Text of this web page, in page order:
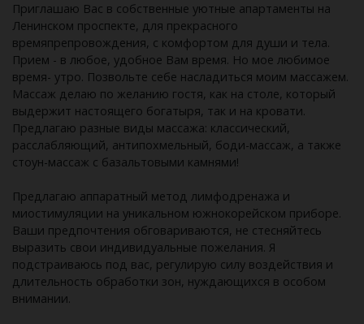
Приглашаю Вас в собственные уютные апартаменты на
Ленинском проспекте, для прекрасного
времяпрепровождения, с комфортом для души и тела.
Прием - в любое, удобное Вам время. Но мое любимое
время- утро. Позвольте себе насладиться моим массажем.
Массаж делаю по желанию гостя, как на столе, который
выдержит настоящего богатыря, так и на кровати.
Предлагаю разные виды массажа: классический,
расслабляющий, антипохмельный, боди-массаж, а также
стоун-массаж с базальтовыми камнями!
Предлагаю аппаратный метод лимфодренажа и
миостимуляции на уникальном южнокорейском приборе.
Ваши предпочтения обговариваются, не стесняйтесь
выразить свои индивидуальные пожелания. Я
подстраиваюсь под вас, регулирую силу воздействия и
длительность обработки зон, нуждающихся в особом
внимании.